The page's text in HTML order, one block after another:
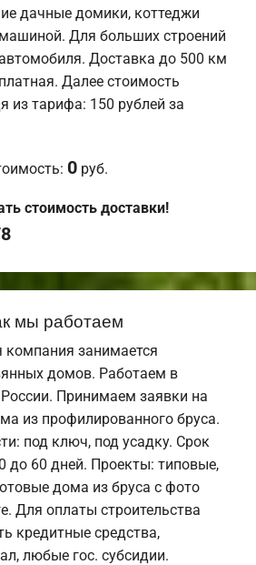
дачные домики, коттеджи
Для больших строений
Доставка до 500 км
Далее стоимость
из тарифа: 150 рублей за
0 руб.
стоимость доставки!
мы работаем
компания занимается
домов. Работаем в
Принимаем заявки на
из профилированного бруса.
под ключ, под усадку. Срок
до 60 дней. Проекты: типовые,
дома из бруса с фото
Для оплаты строительства
кредитные средства,
любые гос. субсидии.